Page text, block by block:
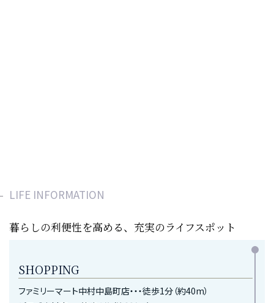
LIFE INFORMATION
暮らしの利便性を高める、充実のライフスポット
SHOPPING
ファミリーマート中村中島町店・・・徒歩1分（約40m）